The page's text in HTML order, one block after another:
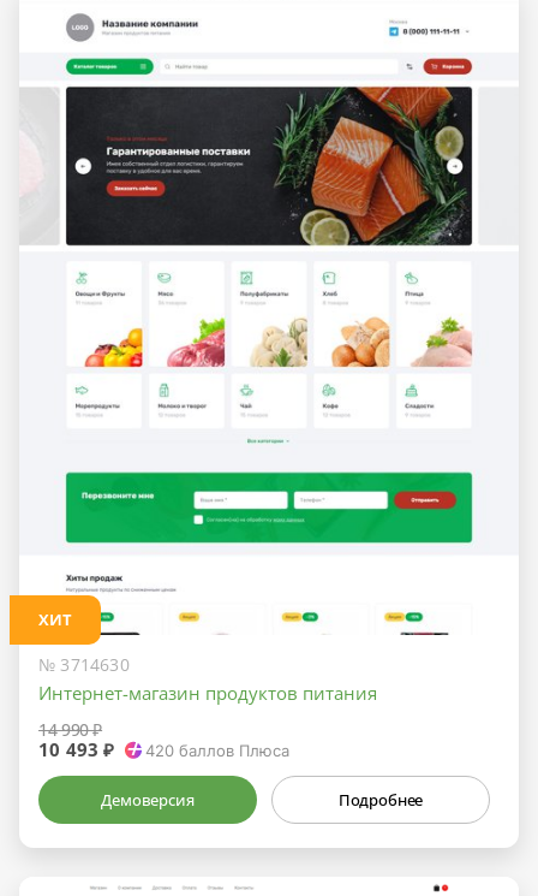
ХИТ
№ 3714630
Интернет-магазин продуктов питания
14 990 ₽
10 493 ₽ 420баллов Плюса
Демоверсия Подробнее